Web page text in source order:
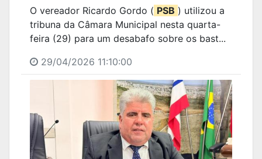
O vereador Ricardo Gordo ( PSB ) utilizou a
tribuna da Câmara Municipal nesta quarta-
feira (29) para um desabafo sobre os bast...
29/04/2026 11:10:00